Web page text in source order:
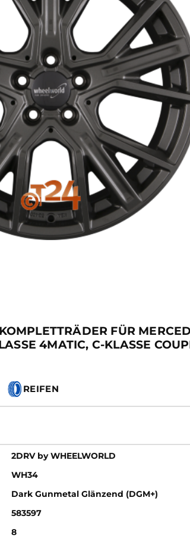
FÜR
4MATIC, C-KLASSE
REIFEN
2DRV by WHEELWORLD
WH34
Dark Gunmetal Glänzend (DGM+)
583597
8